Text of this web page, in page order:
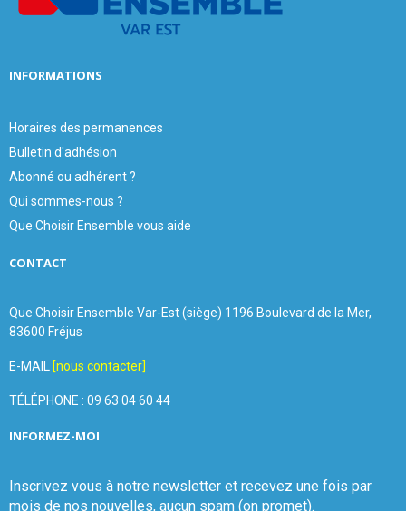
INFORMATIONS
Horaires des permanences
Bulletin d'adhésion
Abonné ou adhérent ?
Qui sommes-nous ?
Que Choisir Ensemble vous aide
CONTACT
Que Choisir Ensemble Var-Est (siège) 1196 Boulevard de la Mer,
83600 Fréjus
E-MAIL [nous contacter]
TÉLÉPHONE : 09 63 04 60 44
INFORMEZ-MOI
Inscrivez vous à notre newsletter et recevez une fois par
mois de nos nouvelles, aucun spam (on promet).